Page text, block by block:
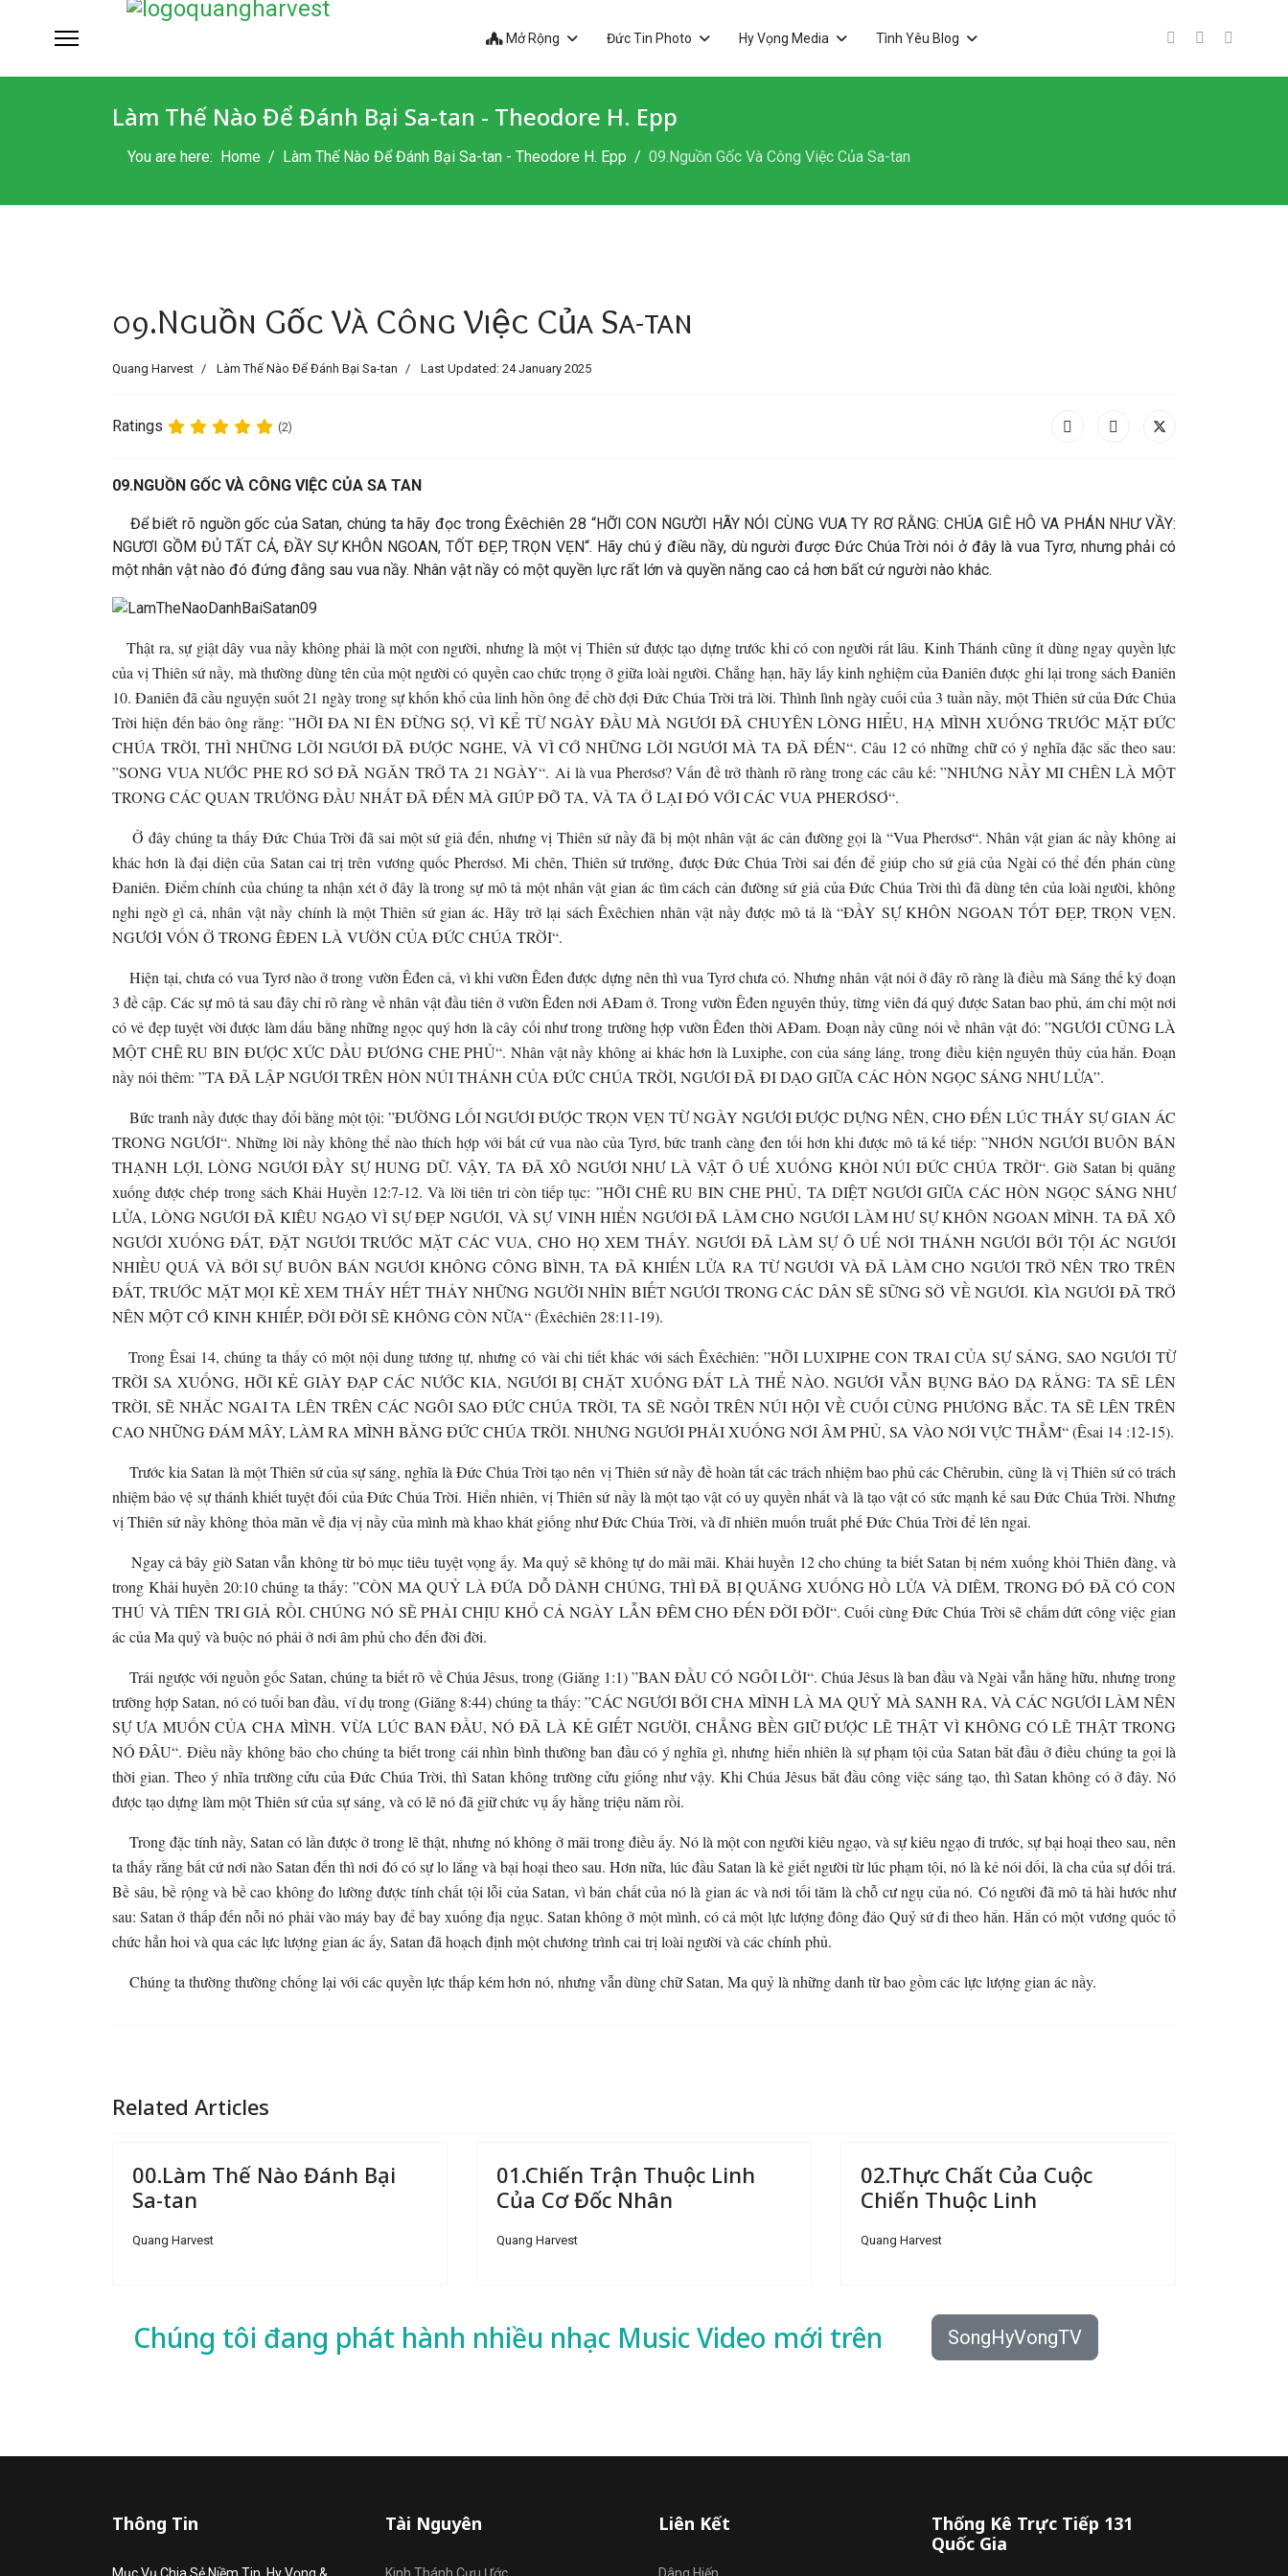
Mở Rộng Đức Tin Photo Hy Vọng Media Tình Yêu Blog
Làm Thế Nào Để Đánh Bại Sa-tan - Theodore H. Epp
You are here: Home Làm Thế Nào Để Đánh Bại Sa-tan - Theodore H. Epp 09.Nguồn Gốc Và Công Việc Của Sa-tan
09.Nguồn Gốc Và Công Việc Của Sa-tan
Quang Harvest Làm Thế Nào Để Đánh Bại Sa-tan Last Updated: 24 January 2025
Ratings (2)
09.NGUỒN GỐC VÀ CÔNG VIỆC CỦA SA TAN
Để biết rõ nguồn gốc của Satan, chúng ta hãy đọc trong Êxêchiên 28 “HỠI CON NGƯỜI HÃY NÓI CÙNG VUA TY RƠ RẰNG: CHÚA GIÊ HÔ VA PHÁN NHƯ VẦY:
NGƯƠI GỒM ĐỦ TẤT CẢ, ĐẦY SỰ KHÔN NGOAN, TỐT ĐẸP, TRỌN VẸN“. Hãy chú ý điều nầy, dù người được Đức Chúa Trời nói ở đây là vua Tyrơ, nhưng phải có
một nhân vật nào đó đứng đằng sau vua nầy. Nhân vật nầy có một quyền lực rất lớn và quyền năng cao cả hơn bất cứ người nào khác.
Thật ra, sự giật dây vua nầy không phải là một con người, nhưng là một vị Thiên sứ được tạo dựng trước khi có con người rất lâu. Kinh Thánh cũng ít dùng ngay quyền lực
của vị Thiên sứ nầy, mà thường dùng tên của một người có quyền cao chức trọng ở giữa loài người. Chẳng hạn, hãy lấy kinh nghiệm của Đaniên được ghi lại trong sách Đaniên
10. Đaniên đã cầu nguyện suốt 21 ngày trong sự khốn khổ của linh hồn ông để chờ đợi Đức Chúa Trời trả lời. Thình lình ngày cuối của 3 tuần nầy, một Thiên sứ của Đức Chúa
Trời hiện đến bảo ông rằng: ”HỠI ĐA NI ÊN ĐỪNG SỢ, VÌ KỂ TỪ NGÀY ĐẦU MÀ NGƯƠI ĐÃ CHUYÊN LÒNG HIỂU, HẠ MÌNH XUỐNG TRƯỚC MẶT ĐỨC
CHÚA TRỜI, THÌ NHỮNG LỜI NGƯƠI ĐÃ ĐƯỢC NGHE, VÀ VÌ CỚ NHỮNG LỜI NGƯƠI MÀ TA ĐÃ ĐẾN“. Câu 12 có những chữ có ý nghĩa đặc sắc theo sau:
”SONG VUA NƯỚC PHE RƠ SƠ ĐÃ NGĂN TRỞ TA 21 NGÀY“. Ai là vua Pherơsơ? Vấn đề trở thành rõ ràng trong các câu kế: ”NHƯNG NẦY MI CHÊN LÀ MỘT
TRONG CÁC QUAN TRƯỞNG ĐẦU NHẤT ĐÃ ĐẾN MÀ GIÚP ĐỠ TA, VÀ TA Ở LẠI ĐÓ VỚI CÁC VUA PHERƠSƠ“.
Ở đây chúng ta thấy Đức Chúa Trời đã sai một sứ giả đến, nhưng vị Thiên sứ nầy đã bị một nhân vật ác cản đường gọi là “Vua Pherơsơ“. Nhân vật gian ác nầy không ai
khác hơn là đại diện của Satan cai trị trên vương quốc Pherơsơ. Mi chên, Thiên sứ trưởng, được Đức Chúa Trời sai đến để giúp cho sứ giả của Ngài có thể đến phán cùng
Đaniên. Điểm chính của chúng ta nhận xét ở đây là trong sự mô tả một nhân vật gian ác tìm cách cản đường sứ giả của Đức Chúa Trời thì đã dùng tên của loài người, không
nghi ngờ gì cả, nhân vật nầy chính là một Thiên sứ gian ác. Hãy trở lại sách Êxêchien nhân vật nầy được mô tả là “ĐẦY SỰ KHÔN NGOAN TỐT ĐẸP, TRỌN VẸN.
NGƯƠI VỐN Ở TRONG ÊĐEN LÀ VƯỜN CỦA ĐỨC CHÚA TRỜI“.
Hiện tại, chưa có vua Tyrơ nào ở trong vườn Êđen cả, vì khi vườn Êđen được dựng nên thì vua Tyrơ chưa có. Nhưng nhân vật nói ở đây rõ ràng là điều mà Sáng thế ký đoạn
3 đề cập. Các sự mô tả sau đây chỉ rõ ràng về nhân vật đầu tiên ở vườn Êđen nơi AĐam ở. Trong vườn Êđen nguyên thủy, từng viên đá quý được Satan bao phủ, ám chỉ một nơi
có vẻ đẹp tuyệt vời được làm dấu bằng những ngọc quý hơn là cây cối như trong trường hợp vườn Êđen thời AĐam. Đoạn nầy cũng nói về nhân vật đó: ”NGƯƠI CŨNG LÀ
MỘT CHÊ RU BIN ĐƯỢC XỨC DẦU ĐƯƠNG CHE PHỦ“. Nhân vật nầy không ai khác hơn là Luxiphe, con của sáng láng, trong điều kiện nguyên thủy của hắn. Đoạn
nầy nói thêm: ”TA ĐÃ LẬP NGƯƠI TRÊN HÒN NÚI THÁNH CỦA ĐỨC CHÚA TRỜI, NGƯƠI ĐÃ ĐI DẠO GIỮA CÁC HÒN NGỌC SÁNG NHƯ LỬA”.
Bức tranh nầy được thay đổi bằng một tội: ”ĐƯỜNG LỐI NGƯƠI ĐƯỢC TRỌN VẸN TỪ NGÀY NGƯƠI ĐƯỢC DỰNG NÊN, CHO ĐẾN LÚC THẤY SỰ GIAN ÁC
TRONG NGƯƠI“. Những lời nầy không thể nào thích hợp với bất cứ vua nào của Tyrơ, bức tranh càng đen tối hơn khi được mô tả kế tiếp: ”NHƠN NGƯƠI BUÔN BÁN
THẠNH LỢI, LÒNG NGƯƠI ĐẦY SỰ HUNG DỮ. VẬY, TA ĐÃ XÔ NGƯƠI NHƯ LÀ VẬT Ô UẾ XUỐNG KHỎI NÚI ĐỨC CHÚA TRỜI“. Giờ Satan bị quăng
xuống được chép trong sách Khải Huyền 12:7-12. Và lời tiên tri còn tiếp tục: ”HỠI CHÊ RU BIN CHE PHỦ, TA DIỆT NGƯƠI GIỮA CÁC HÒN NGỌC SÁNG NHƯ
LỬA, LÒNG NGƯƠI ĐÃ KIÊU NGẠO VÌ SỰ ĐẸP NGƯƠI, VÀ SỰ VINH HIỂN NGƯƠI ĐÃ LÀM CHO NGƯƠI LÀM HƯ SỰ KHÔN NGOAN MÌNH. TA ĐÃ XÔ
NGƯƠI XUỐNG ĐẤT, ĐẶT NGƯƠI TRƯỚC MẶT CÁC VUA, CHO HỌ XEM THẤY. NGƯƠI ĐÃ LÀM SỰ Ô UẾ NƠI THÁNH NGƯƠI BỞI TỘI ÁC NGƯƠI
NHIỀU QUÁ VÀ BỞI SỰ BUÔN BÁN NGƯƠI KHÔNG CÔNG BÌNH, TA ĐÃ KHIẾN LỬA RA TỪ NGƯƠI VÀ ĐÃ LÀM CHO NGƯƠI TRỞ NÊN TRO TRÊN
ĐẤT, TRƯỚC MẶT MỌI KẺ XEM THẤY HẾT THẢY NHỮNG NGƯỜI NHÌN BIẾT NGƯƠI TRONG CÁC DÂN SẼ SỮNG SỜ VỀ NGƯƠI. KÌA NGƯƠI ĐÃ TRỞ
NÊN MỘT CỚ KINH KHIẾP, ĐỜI ĐỜI SẼ KHÔNG CÒN NỮA“ (Êxêchiên 28:11-19).
Trong Êsai 14, chúng ta thấy có một nội dung tương tự, nhưng có vài chi tiết khác với sách Êxêchiên: ”HỠI LUXIPHE CON TRAI CỦA SỰ SÁNG, SAO NGƯƠI TỪ
TRỜI SA XUỐNG, HỠI KẺ GIÀY ĐẠP CÁC NƯỚC KIA, NGƯƠI BỊ CHẶT XUỐNG ĐẤT LÀ THỂ NÀO. NGƯƠI VẪN BỤNG BẢO DẠ RẰNG: TA SẼ LÊN
TRỜI, SẼ NHẮC NGAI TA LÊN TRÊN CÁC NGÔI SAO ĐỨC CHÚA TRỜI, TA SẼ NGỒI TRÊN NÚI HỘI VỀ CUỐI CÙNG PHƯƠNG BẮC. TA SẼ LÊN TRÊN
CAO NHỮNG ĐÁM MÂY, LÀM RA MÌNH BẰNG ĐỨC CHÚA TRỜI. NHƯNG NGƯƠI PHẢI XUỐNG NƠI ÂM PHỦ, SA VÀO NƠI VỰC THẲM“ (Êsai 14 :12-15).
Trước kia Satan là một Thiên sứ của sự sáng, nghĩa là Đức Chúa Trời tạo nên vị Thiên sứ nầy đề hoàn tất các trách nhiệm bao phủ các Chêrubin, cũng là vị Thiên sứ có trách
nhiệm bảo vệ sự thánh khiết tuyệt đối của Đức Chúa Trời. Hiển nhiên, vị Thiên sứ nầy là một tạo vật có uy quyền nhất và là tạo vật có sức mạnh kế sau Đức Chúa Trời. Nhưng
vị Thiên sứ nầy không thỏa mãn về địa vị nầy của mình mà khao khát giống như Đức Chúa Trời, và dĩ nhiên muốn truất phế Đức Chúa Trời để lên ngai.
Ngay cả bây giờ Satan vẫn không từ bỏ mục tiêu tuyệt vọng ấy. Ma quỷ sẽ không tự do mãi mãi. Khải huyền 12 cho chúng ta biết Satan bị ném xuống khỏi Thiên đàng, và
trong Khải huyền 20:10 chúng ta thấy: ”CÒN MA QUỶ LÀ ĐỨA DỖ DÀNH CHÚNG, THÌ ĐÃ BỊ QUĂNG XUỐNG HỒ LỬA VÀ DIÊM, TRONG ĐÓ ĐÃ CÓ CON
THÚ VÀ TIÊN TRI GIẢ RỒI. CHÚNG NÓ SẼ PHẢI CHỊU KHỔ CẢ NGÀY LẪN ĐÊM CHO ĐẾN ĐỜI ĐỜI“. Cuối cùng Đức Chúa Trời sẽ chấm dứt công việc gian
ác của Ma quỷ và buộc nó phải ở nơi âm phủ cho đến đời đời.
Trái ngược với nguồn gốc Satan, chúng ta biết rõ về Chúa Jêsus, trong (Giăng 1:1) ”BAN ĐẦU CÓ NGÔI LỜI“. Chúa Jêsus là ban đầu và Ngài vẫn hằng hữu, nhưng trong
trường hợp Satan, nó có tuổi ban đầu, ví dụ trong (Giăng 8:44) chúng ta thấy: ”CÁC NGƯƠI BỞI CHA MÌNH LÀ MA QUỶ MÀ SANH RA, VÀ CÁC NGƯƠI LÀM NÊN
SỰ ƯA MUỐN CỦA CHA MÌNH. VỪA LÚC BAN ĐẦU, NÓ ĐÃ LÀ KẺ GIẾT NGƯỜI, CHẲNG BỀN GIỮ ĐƯỢC LẼ THẬT VÌ KHÔNG CÓ LẼ THẬT TRONG
NÓ ĐÂU“. Điều nầy không bảo cho chúng ta biết trong cái nhìn bình thường ban đầu có ý nghĩa gì, nhưng hiển nhiên là sự phạm tội của Satan bắt đầu ở điều chúng ta gọi là
thời gian. Theo ý nhĩa trường cửu của Đức Chúa Trời, thì Satan không trường cửu giống như vậy. Khi Chúa Jêsus bắt đầu công việc sáng tạo, thì Satan không có ở đây. Nó
được tạo dựng làm một Thiên sứ của sự sáng, và có lẽ nó đã giữ chức vụ ấy hằng triệu năm rồi.
Trong đặc tính nầy, Satan có lần được ở trong lẽ thật, nhưng nó không ở mãi trong điều ấy. Nó là một con người kiêu ngạo, và sự kiêu ngạo đi trước, sự bại hoại theo sau, nên
ta thấy rằng bất cứ nơi nào Satan đến thì nơi đó có sự lo lắng và bại hoại theo sau. Hơn nữa, lúc đầu Satan là kẻ giết người từ lúc phạm tội, nó là kẻ nói dối, là cha của sự dối trá.
Bề sâu, bề rộng và bề cao không đo lường được tính chất tội lỗi của Satan, vì bản chất của nó là gian ác và nơi tối tăm là chỗ cư ngụ của nó. Có người đã mô tả hài hước như
sau: Satan ở thấp đến nỗi nó phải vào máy bay để bay xuống địa ngục. Satan không ở một mình, có cả một lực lượng đông đảo Quỷ sứ đi theo hắn. Hắn có một vương quốc tổ
chức hẳn hoi và qua các lực lượng gian ác ấy, Satan đã hoạch định một chương trình cai trị loài người và các chính phủ.
Chúng ta thường thường chống lại với các quyền lực thấp kém hơn nó, nhưng vẫn dùng chữ Satan, Ma quỷ là những danh từ bao gồm các lực lượng gian ác nầy.
Related Articles
00.Làm Thế Nào Đánh Bại
Sa-tan
Quang Harvest
01.Chiến Trận Thuộc Linh
Của Cơ Đốc Nhân
Quang Harvest
02.Thực Chất Của Cuộc
Chiến Thuộc Linh
Quang Harvest
Chúng tôi đang phát hành nhiều nhạc Music Video mới trên SongHyVongTV
Thông Tin Tài Nguyên Liên Kết
Thống Kê Trực Tiếp 131
Quốc Gia